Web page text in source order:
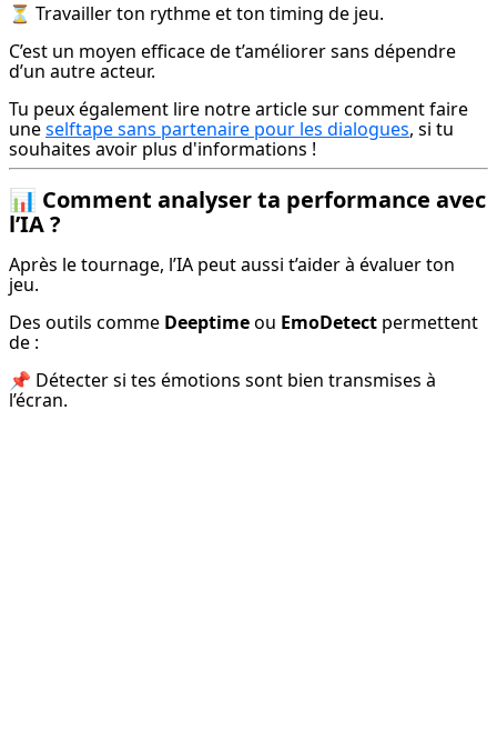
⏳ Travailler ton rythme et ton timing de jeu.
C’est un moyen efficace de t’améliorer sans dépendre
d’un autre acteur.
Tu peux également lire notre article sur comment faire
une selftape sans partenaire pour les dialogues, si tu
souhaites avoir plus d'informations !
📊 Comment analyser ta performance avec
l’IA ?
Après le tournage, l’IA peut aussi t’aider à évaluer ton
jeu.
Des outils comme Deeptime ou EmoDetect permettent
de :
📌 Détecter si tes émotions sont bien transmises à
l’écran.